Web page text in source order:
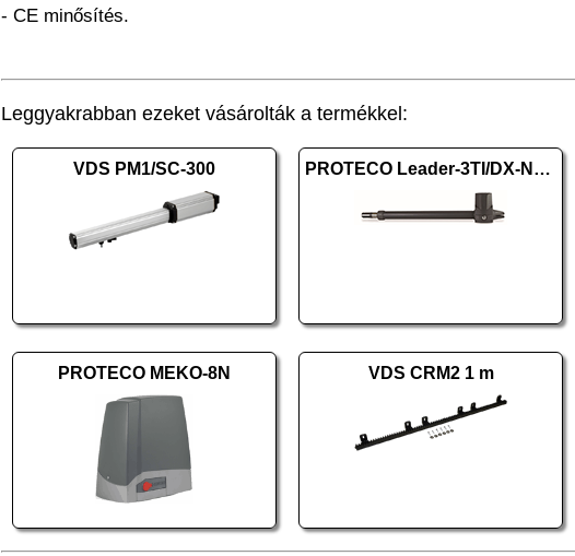
- CE minősítés.
Leggyakrabban ezeket vásárolták a termékkel:
VDS PM1/SC-300 PROTECO Leader-3TI/DX-New jobbos
PROTECO MEKO-8N VDS CRM2 1 m